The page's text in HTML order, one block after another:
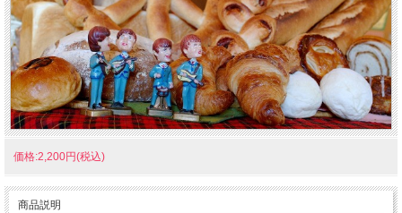
価格:2,200円(税込)
商品説明